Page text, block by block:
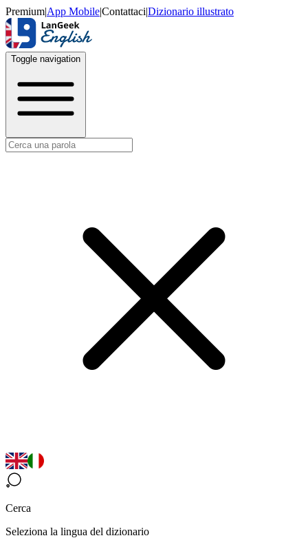
Premium|App Mobile|Contattaci|Dizionario illustrato
Toggle navigation
Cerca
Seleziona la lingua del dizionario